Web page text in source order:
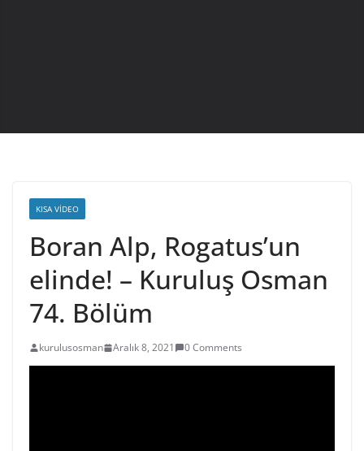
KISA VIDEO
Boran Alp, Rogatus’un
elinde! – Kuruluş Osman
74. Bölüm
kurulusosman Aralık 8, 2021 0 Comments